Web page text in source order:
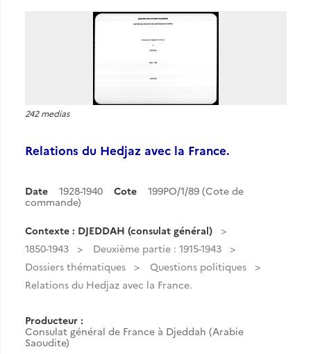
242 medias
Relations du Hedjaz avec la France.
Date 1928-1940 Cote
199PO/1/89 (Cote de
commande)
Contexte : DJEDDAH (consulat général)
1850-1943
Deuxième partie : 1915-1943
Dossiers thématiques
Questions politiques
Relations du Hedjaz avec la France.
Producteur :
Consulat général de France à Djeddah (Arabie
Saoudite)